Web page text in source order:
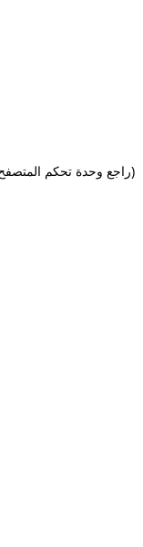
(راجع وحدة تحكم